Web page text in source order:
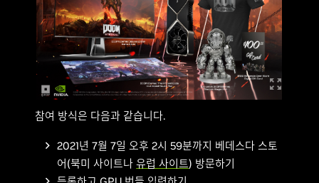
참여 방식은 다음과 같습니다.
2021년 7월 7일 오후 2시 59분까지 베데스다 스토
어(북미 사이트나유럽 사이트) 방문하기